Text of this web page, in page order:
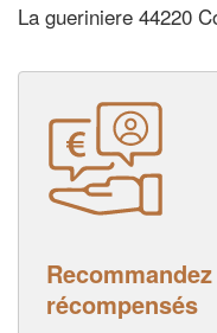
La gueriniere 44220
récompensés